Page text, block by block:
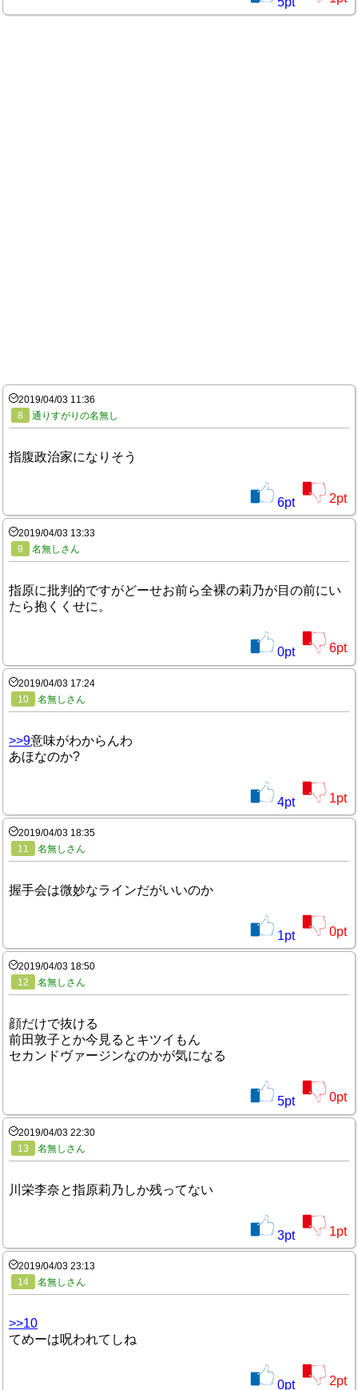
2019/04/03 11:36
8
通りすがりの名無し
指腹政治家になりそう
6pt 2pt
2019/04/03 13:33
9
名無しさん
指原に批判的ですがどーせお前ら全裸の莉乃が目の前にい
たら抱くくせに。
0pt 6pt
2019/04/03 17:24
10
名無しさん
>>9意味がわからんわ
あほなのか?
4pt 1pt
2019/04/03 18:35
11
名無しさん
握手会は微妙なラインだがいいのか
1pt 0pt
2019/04/03 18:50
12
名無しさん
顔だけで抜ける
前田敦子とか今見るとキツイもん
セカンドヴァージンなのかが気になる
5pt 0pt
2019/04/03 22:30
13
名無しさん
川栄李奈と指原莉乃しか残ってない
3pt 1pt
2019/04/03 23:13
14
名無しさん
>>10
てめーは呪われてしね
0pt 2pt